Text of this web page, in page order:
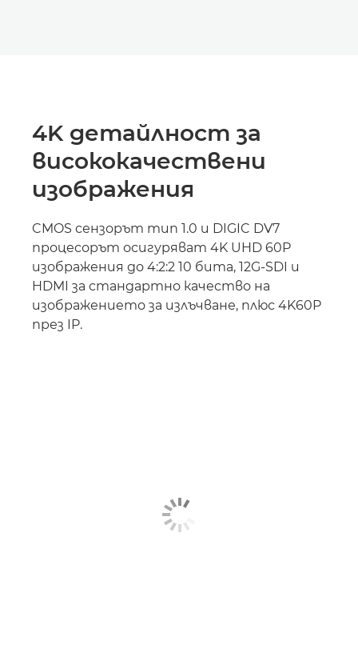
4K детайлност за
висококачествени
изображения
CMOS сензорът тип 1.0 и DIGIC DV7
процесорът осигуряват 4K UHD 60P
изображения до 4:2:2 10 бита, 12G-SDI и
HDMI за стандартно качество на
изображението за излъчване, плюс 4K60P
през IP.